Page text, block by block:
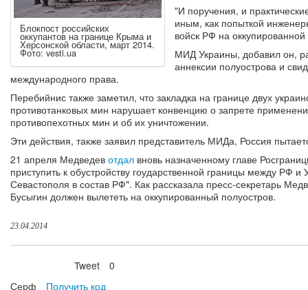
Блокпост российских
оккупантов на границе Крыма и
Херсонской области, март 2014.
Фото: vesti.ua
"И поручения, и
иным, как попыткой
войск РФ на
МИД Украины, добавил он,
аннексии полуострова и
международного права.
Перебийнис также заметил, что закладка на границе двух
противотанковых мин нарушает конвенцию о запрете
противопехотных мин и об их уничтожении.
Эти действия, также заявил представитель МИДа, Россия
21 апреля Медведев отдал вновь назначенному главе
приступить к обустройству гоударственной границы между РФ
Севастополя в состав РФ". Как рассказала пресс-секретарь
Бусыгин должен вылететь на оккупированный полуостров.
23.04.2014
Tweet
0
Серф
Получить код